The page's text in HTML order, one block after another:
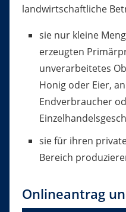
landwirtschaftliche
sie nur kleine
erzeugten
unverarbeitetes
Honig oder Eier,
Endverbraucher
sie für ihren
Bereich
Onlineantrag